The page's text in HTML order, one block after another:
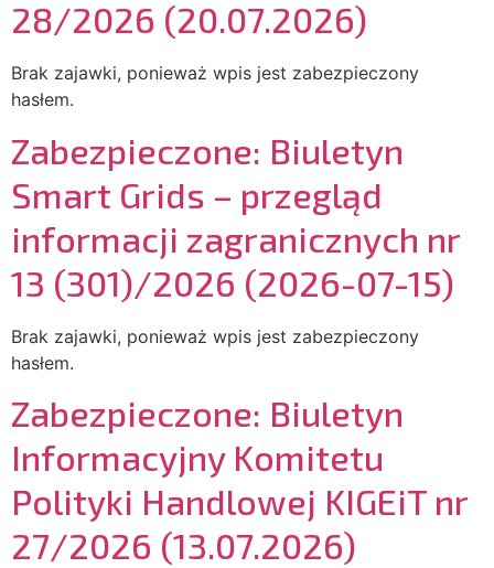
28/2026 (20.07.2026)
Brak zajawki, ponieważ wpis jest zabezpieczony
hasłem.
Zabezpieczone: Biuletyn
Smart Grids – przegląd
informacji zagranicznych nr
13 (301)/2026 (2026-07-15)
Brak zajawki, ponieważ wpis jest zabezpieczony
hasłem.
Zabezpieczone: Biuletyn
Informacyjny Komitetu
Polityki Handlowej KIGEiT nr
27/2026 (13.07.2026)